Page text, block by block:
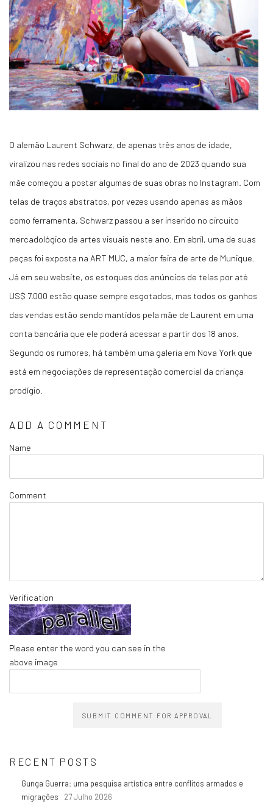
O alemão Laurent Schwarz, de apenas três anos de idade,
viralizou nas redes sociais no final do ano de 2023 quando sua
mãe começou a postar algumas de suas obras no Instagram. Com
telas de traços abstratos, por vezes usando apenas as mãos
como ferramenta, Schwarz passou a ser inserido no circuito
mercadológico de artes visuais neste ano. Em abril, uma de suas
peças foi exposta na ART MUC, a maior feira de arte de Munique.
Já em seu website, os estoques dos anúncios de telas por até
US$ 7.000 estão quase sempre esgotados, mas todos os ganhos
das vendas estão sendo mantidos pela mãe de Laurent em uma
conta bancária que ele poderá acessar a partir dos 18 anos.
Segundo os rumores, há também uma galeria em Nova York que
está em negociações de representação comercial da criança
prodígio.
ADD A COMMENT
Name
Comment
Verification
Please enter the word you can see in the
above image
SUBMIT COMMENT FOR APPROVAL
RECENT POSTS
Gunga Guerra: uma pesquisa artística entre conflitos armados e
migrações
27 Julho 2026